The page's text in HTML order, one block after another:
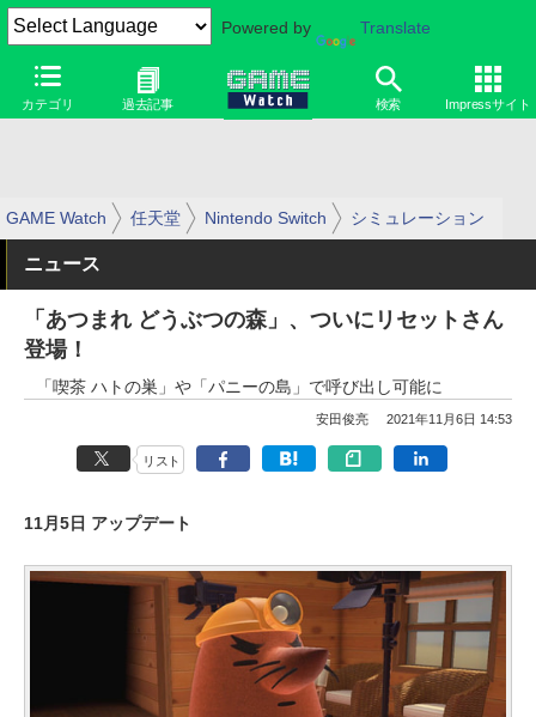
Powered by Translate
カテゴリ 過去記事 検索 Impressサイト
GAME Watch 任天堂 Nintendo Switch シミュレーション
ニュース
「あつまれ どうぶつの森」、ついにリセットさん
登場！
「喫茶 ハトの巣」や「パニーの島」で呼び出し可能に
安田俊亮 2021年11月6日 14:53
リスト
11月5日 アップデート